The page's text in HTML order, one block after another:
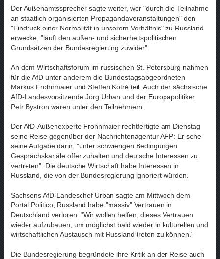
Der Außenamtssprecher sagte weiter, wer "durch die Teilnahme
an staatlich organisierten Propagandaveranstaltungen" den
"Eindruck einer Normalität in unserem Verhältnis" zu Russland
erwecke, "läuft den außen- und sicherheitspolitischen
Grundsätzen der Bundesregierung zuwider".
An dem Wirtschaftsforum im russischen St. Petersburg nahmen
für die AfD unter anderem die Bundestagsabgeordneten
Markus Frohnmaier und Steffen Kotré teil. Auch der sächsische
AfD-Landesvorsitzende Jörg Urban und der Europapolitiker
Petr Bystron waren unter den Teilnehmern.
Der AfD-Außenexperte Frohnmaier rechtfertigte am Dienstag
seine Reise gegenüber der Nachrichtenagentur AFP: Er sehe
seine Aufgabe darin, "unter schwierigen Bedingungen
Gesprächskanäle offenzuhalten und deutsche Interessen zu
vertreten". Die deutsche Wirtschaft habe Interessen in
Russland, die von der Bundesregierung ignoriert würden.
Sachsens AfD-Landeschef Urban sagte am Mittwoch dem
Portal Politico, Russland habe "massiv" Vertrauen in
Deutschland verloren. "Wir wollen helfen, dieses Vertrauen
wieder aufzubauen, um möglichst bald wieder in kulturellen und
wirtschaftlichen Austausch mit Russland treten zu können."
Die Bundesregierung begründete ihre Kritik an der Reise auch